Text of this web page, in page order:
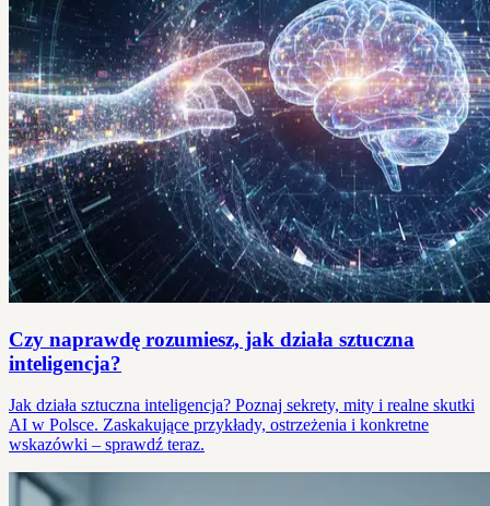
Czy naprawdę rozumiesz, jak działa sztuczna
inteligencja?
Jak działa sztuczna inteligencja? Poznaj sekrety, mity i realne skutki
AI w Polsce. Zaskakujące przykłady, ostrzeżenia i konkretne
wskazówki – sprawdź teraz.